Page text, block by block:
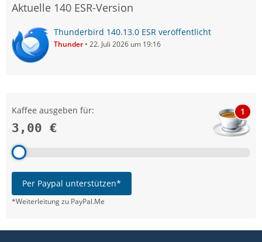
Aktuelle 140 ESR-Version
Thunderbird 140.13.0 ESR veröffentlicht
Thunder 22. Juli 2026 um 19:16
Kaffee ausgeben für:
3,00 €
1
Per Paypal unterstützen*
*Weiterleitung zu PayPal.Me